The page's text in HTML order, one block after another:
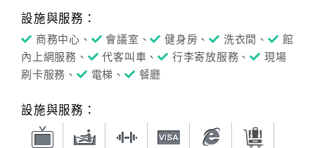
設施與服務：
商務中心、 會議室、 健身房、 洗衣間、
館
內上網服務、
代客叫車、 行李寄放服務、
現場
刷卡服務、
電梯、 餐廳
設施與服務：